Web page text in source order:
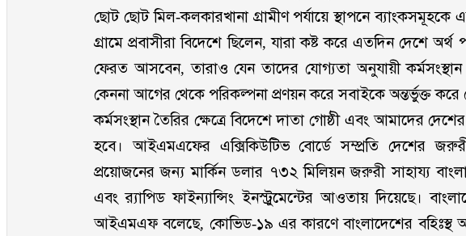
ছোট ছোট মিল-কলকারখানা গ্রামীণ পর্যায়ে স্থাপনে
গ্রামে প্রবাসীরা বিদেশে ছিলেন, যারা কষ্ট করে এতদিন দেশে অর্থ
ফেরত আসবেন, তারাও যেন তাদের যোগ্যতা অনুযায়ী
কেননা আগের থেকে পরিকল্পনা প্রণয়ন করে সবাইকে অন্তর্ভুক্ত করে
কর্মসংস্থান তৈরির ক্ষেত্রে বিদেশে দাতা গোষ্ঠী এবং আমাদের
হবে। আইএমএফের এক্সিকিউটিভ বোর্ডে সম্প্রতি দেশের
প্রয়োজনের জন্য মার্কিন ডলার ৭৩২ মিলিয়ন জরুরী সাহায্য
এবং র‌্যাপিড ফাইন্যান্সিং ইনস্ট্রুমেন্টের আওতায় দিয়েছে।
আইএমএফ বলেছে, কোভিড-১৯ এর কারণে বাংলাদেশের বহিঃস্থ